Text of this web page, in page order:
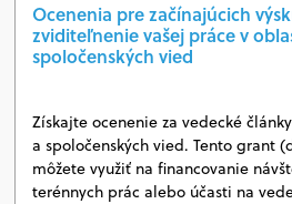
Ocenenia pre začínajúcich
zviditeľnenie vašej práce v
spoločenských vied
Získajte ocenenie za vedecké
a spoločenských vied. Tento grant
môžete využiť na financovanie
terénnych prác alebo účasti na